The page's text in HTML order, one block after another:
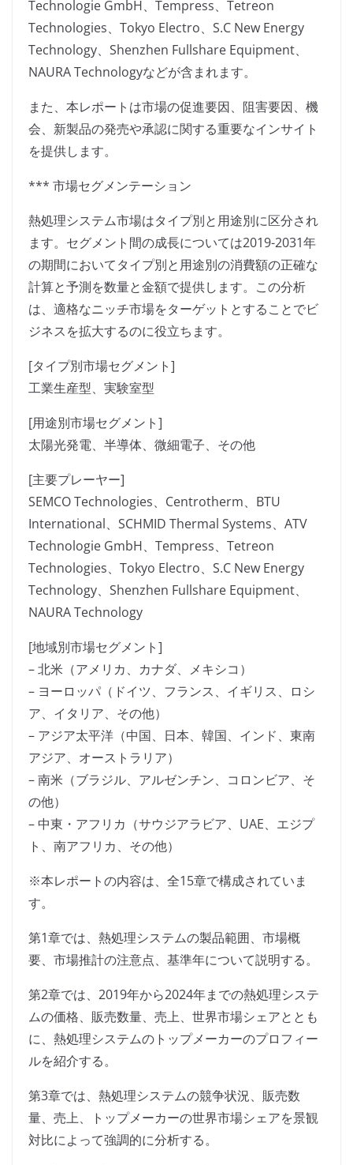
Technologie GmbH、Tempress、Tetreon
Technologies、Tokyo Electro、S.C New Energy
Technology、Shenzhen Fullshare Equipment、
NAURA Technologyなどが含まれます。
また、本レポートは市場の促進要因、阻害要因、機
会、新製品の発売や承認に関する重要なインサイト
を提供します。
*** 市場セグメンテーション
熱処理システム市場はタイプ別と用途別に区分され
ます。セグメント間の成長については2019-2031年
の期間においてタイプ別と用途別の消費額の正確な
計算と予測を数量と金額で提供します。この分析
は、適格なニッチ市場をターゲットとすることでビ
ジネスを拡大するのに役立ちます。
[タイプ別市場セグメント]
工業生産型、実験室型
[用途別市場セグメント]
太陽光発電、半導体、微細電子、その他
[主要プレーヤー]
SEMCO Technologies、Centrotherm、BTU
International、SCHMID Thermal Systems、ATV
Technologie GmbH、Tempress、Tetreon
Technologies、Tokyo Electro、S.C New Energy
Technology、Shenzhen Fullshare Equipment、
NAURA Technology
[地域別市場セグメント]
– 北米（アメリカ、カナダ、メキシコ）
– ヨーロッパ（ドイツ、フランス、イギリス、ロシ
ア、イタリア、その他）
– アジア太平洋（中国、日本、韓国、インド、東南
アジア、オーストラリア）
– 南米（ブラジル、アルゼンチン、コロンビア、そ
の他）
– 中東・アフリカ（サウジアラビア、UAE、エジプ
ト、南アフリカ、その他）
※本レポートの内容は、全15章で構成されていま
す。
第1章では、熱処理システムの製品範囲、市場概
要、市場推計の注意点、基準年について説明する。
第2章では、2019年から2024年までの熱処理システ
ムの価格、販売数量、売上、世界市場シェアととも
に、熱処理システムのトップメーカーのプロフィー
ルを紹介する。
第3章では、熱処理システムの競争状況、販売数
量、売上、トップメーカーの世界市場シェアを景観
対比によって強調的に分析する。